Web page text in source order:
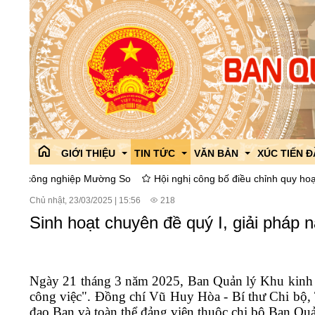
GIỚI THIỆU
Lãnh đạo Ban
Lịch sử hình thành và phát triển
TIN TỨC
Tin tức của ban
Tổ chức Đảng,đoàn thể
Chi bộ
Công đoàn
Cải cách hành chính
VĂN BẢN
Văn bản góp ý dự thảo
Văn bản chỉ đạo điều
Giáo dục phổ biến pháp
XÚC TIẾN
Chính sách
Dự án thu
Mường So Hội nghị công bố điều chỉnh quy hoạch phân khu
Chủ nhật, 23/03/2025 15:56 218
Sinh hoạt chuyên đề quý I, giải pháp
Ngày 21 tháng 3 năm 2025, Ban Quản lý Khu
công việc". Đồng chí Vũ Huy Hòa - Bí thư Chi bộ,